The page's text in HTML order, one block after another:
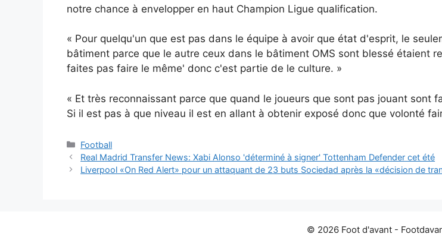
notre chance à envelopper en haut Champion Ligue qualification.
« Pour quelqu'un que est pas dans le équipe à avoir que état d'esprit, le
bâtiment parce que le autre ceux dans le bâtiment OMS sont blessé étaient
faites pas faire le même' donc c'est partie de le culture. »
« Et très reconnaissant parce que quand le joueurs que sont pas jouant sont
Si il est pas à que niveau il est en allant à obtenir exposé donc que volonté
Catégories
Football
Real Madrid Transfer News: Xabi Alonso 'déterminé à signer' Tottenham Defender cet été
Liverpool «On Red Alert» pour un attaquant de 23 buts Sociedad après la «décision de
© 2026 Foot d'avant -